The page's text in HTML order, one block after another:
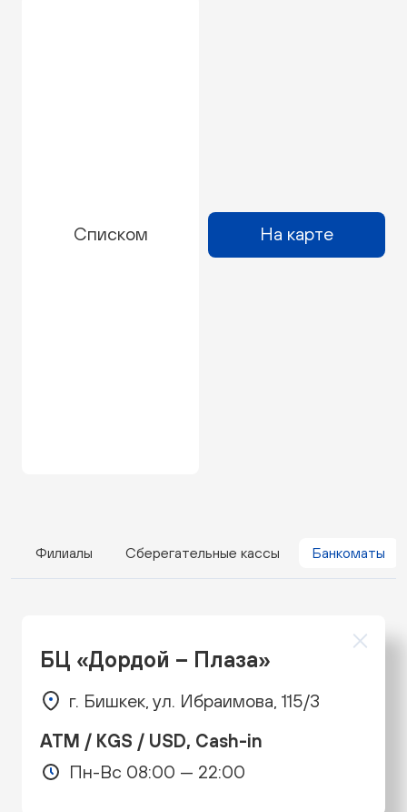
Списком На карте
Филиалы Сберегательные кассы Банкоматы
БЦ «Дордой – Плаза»
г. Бишкек, ул. Ибраимова, 115/3
ATM / KGS / USD, Cash-in
Пн-Вс 08:00 — 22:00